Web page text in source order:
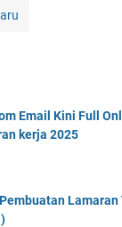
Email Kini Full
kerja 2025
Lamaran